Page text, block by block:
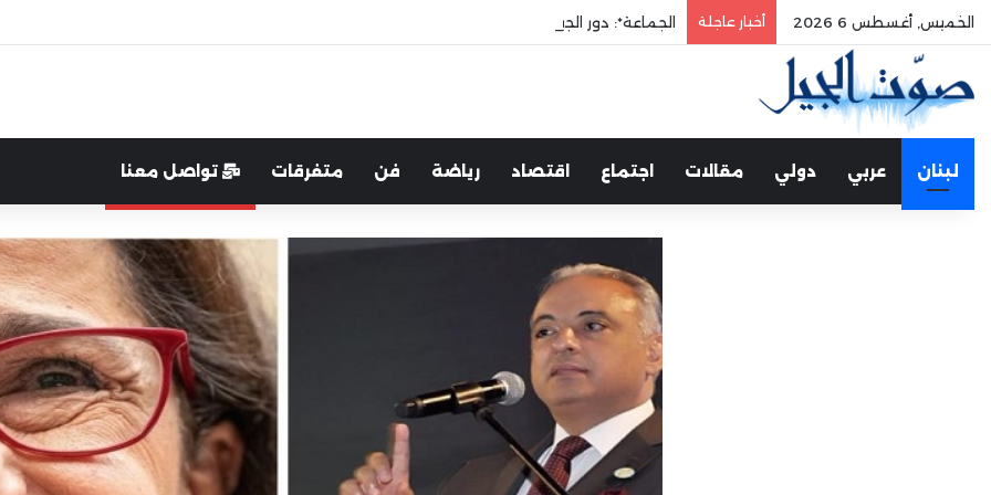
الخميس, أغسطس 6 2026 أخبار عاجلة الجماعة*: دور الجيش في حماية الوطن والدفاع عنه هو الأساس
لبنان عربي دولي مقالات اجتماع اقتصاد رياضة فن متفرقات تواصل معنا